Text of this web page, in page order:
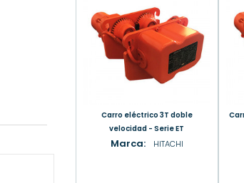
Carro eléctrico 3T doble
velocidad - Serie ET
Marca: HITACHI
Carro eléctrico 1T una velocidad